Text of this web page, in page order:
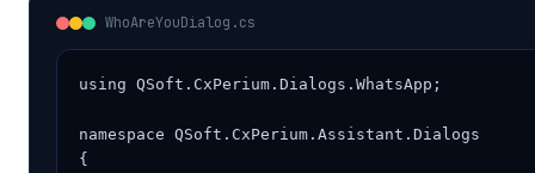
WhoAreYouDialog.cs
using QSoft.CxPerium.Dialogs.WhatsApp;
namespace QSoft.CxPerium.Assistant.Dialogs
{